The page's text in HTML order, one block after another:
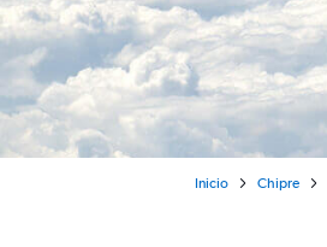
Inicio Chipre